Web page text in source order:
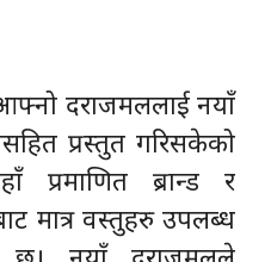
दराजमललाई नयाँ
प्रस्तुत गरिसकेको
प्रमाणित ब्रान्ड र
मात्र वस्तुहरु उपलब्ध